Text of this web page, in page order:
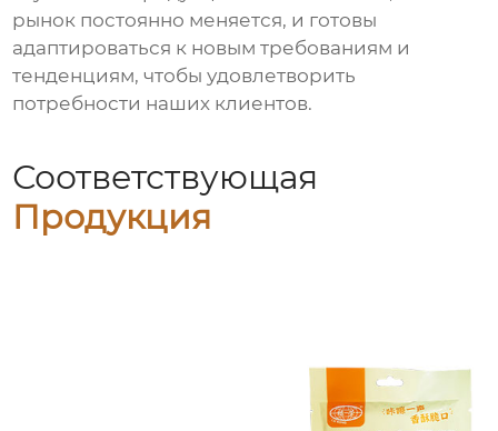
рынок постоянно меняется, и готовы
адаптироваться к новым требованиям и
тенденциям, чтобы удовлетворить
потребности наших клиентов.
Соответствующая
Продукция